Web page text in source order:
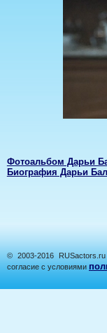
Фотоальбом Дарьи
Биография Дарьи
© 2003-2016
согласие с условиями